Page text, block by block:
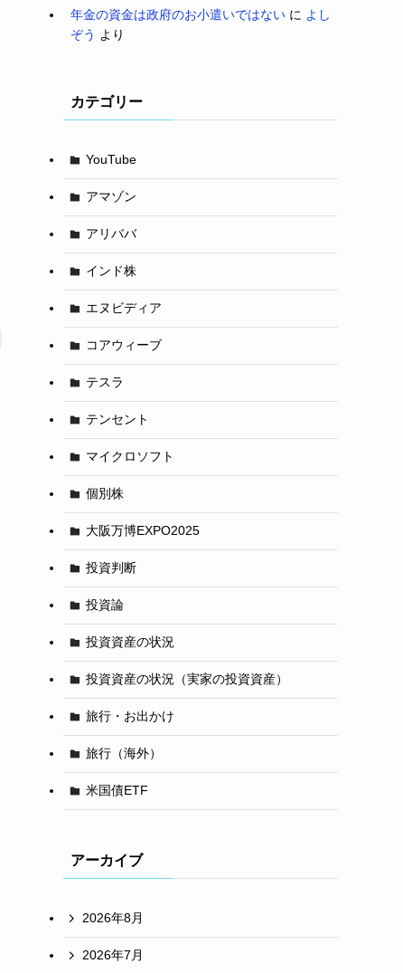
年金の資金は政府のお小遣いではない に よし
ぞう より
カテゴリー
YouTube
アマゾン
アリババ
インド株
エヌビディア
コアウィーブ
テスラ
テンセント
マイクロソフト
個別株
大阪万博EXPO2025
投資判断
投資論
投資資産の状況
投資資産の状況（実家の投資資産）
旅行・お出かけ
旅行（海外）
米国債ETF
アーカイブ
2026年8月
2026年7月